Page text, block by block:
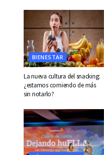
BIENESTAR
La nueva cultura del snacking:
¿estamos comiendo de más
sin notarlo?